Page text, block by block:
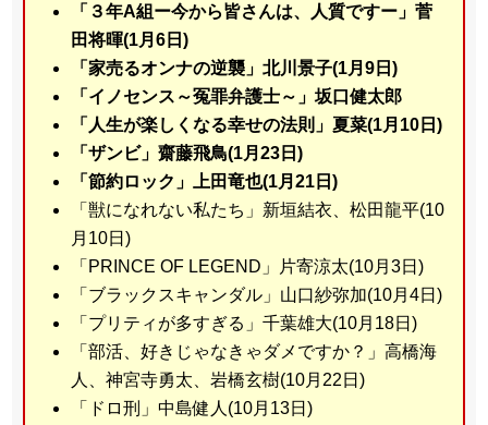
「３年A組ー今から皆さんは、人質ですー」菅
田将暉(1月6日)
「家売るオンナの逆襲」北川景子(1月9日)
「イノセンス～冤罪弁護士～」坂口健太郎
「人生が楽しくなる幸せの法則」夏菜(1月10日)
「ザンビ」齋藤飛鳥(1月23日)
「節約ロック」上田竜也(1月21日)
「獣になれない私たち」新垣結衣、松田龍平(10
月10日)
「PRINCE OF LEGEND」片寄涼太(10月3日)
「ブラックスキャンダル」山口紗弥加(10月4日)
「プリティが多すぎる」千葉雄大(10月18日)
「部活、好きじゃなきゃダメですか？」高橋海
人、神宮寺勇太、岩橋玄樹(10月22日)
「ドロ刑」中島健人(10月13日)